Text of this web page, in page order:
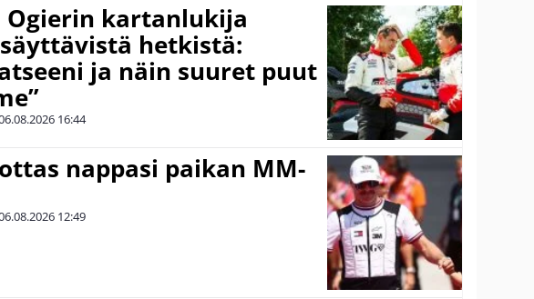
Ogierin kartanlukija
hetkistä:
ja näin suuret puut
16:44
nappasi paikan MM-
12:49